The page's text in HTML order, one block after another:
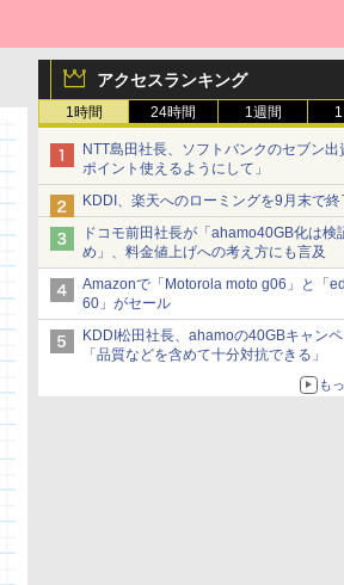
アクセスランキング
1時間 24時間 1週間
NTT島田社長、ソフトバンクのセブン出
ポイント使えるようにして」
KDDI、楽天へのローミングを9月末で終
ドコモ前田社長が「ahamo40GB化は検
め」、料金値上げへの考え方にも言及
Amazonで「Motorola moto g06」と「
60」がセール
KDDI松田社長、ahamoの40GBキャン
「品質などを含めて十分対抗できる」
も